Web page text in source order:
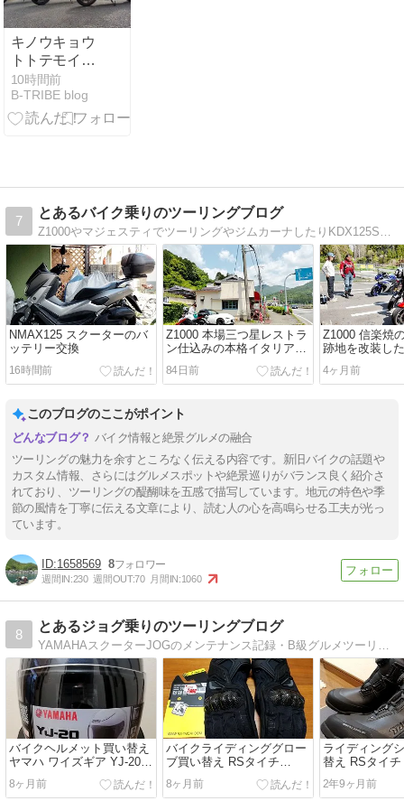
キノウキョウ
トトテモイソ
ガシクテニギ
ヤカヤッタバ
イ！！
10時間前
B-TRIBE blog
7
とあるバイク乗りのツーリングブログ
Z1000やマジェスティでツーリングやジムカーナしたりKDX125SRや原2ジョグで林道酷道腐道廃道探索に行ったりしてます。
NMAX125 スクーターのバ
ッテリー交換
16時間前
Z1000 本場三つ星レストラ
ン仕込みの本格イタリアン
「タツヒロ・能勢」ランチ
ツーリングin大阪府能勢町
84日前
Z1000 信楽焼
跡地を改装し
ェ「かまーと
ツーリングin
4ヶ月前
このブログのここがポイント
バイク情報と絶景グルメの融合
ツーリングの魅力を余すところなく伝える内容です。新旧バイクの話題や
カスタム情報、さらにはグルメスポットや絶景巡りがバランス良く紹介さ
れており、ツーリングの醍醐味を五感で描写しています。地元の特色や季
節の風情を丁寧に伝える文章により、読む人の心を高鳴らせる工夫が光っ
ています。
1658569 8
週間IN:230 週間OUT:70 月間IN:1060
8
とあるジョグ乗りのツーリングブログ
YAMAHAスクーターJOGのメンテナンス記録・B級グルメツーリングのブログです
バイクヘルメット買い替え
ヤマハ ワイズギア YJ-20
ゼニス
8ヶ月前
バイクライディンググロー
ブ買い替え RSタイチ
RST664カーボンウインタ
ーグローブ
8ヶ月前
ライディング
替え RSタイチ
DRYMASTER
ーズ
2年9ヶ月前